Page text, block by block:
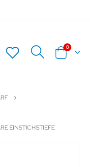
Warenkorb
0Artikel
EINSTICHSTIEFE